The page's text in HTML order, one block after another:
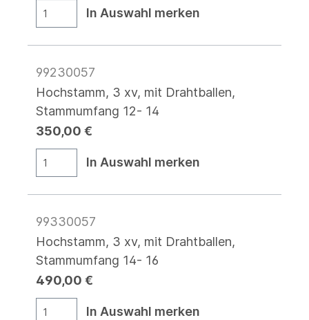
In Auswahl merken
99230057
Hochstamm, 3 xv, mit Drahtballen,
Stammumfang 12- 14
350,00 €
In Auswahl merken
99330057
Hochstamm, 3 xv, mit Drahtballen,
Stammumfang 14- 16
490,00 €
In Auswahl merken